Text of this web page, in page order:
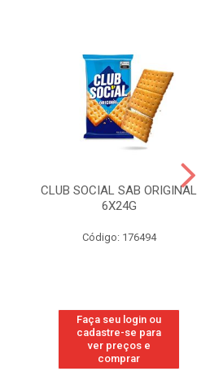
CLUB SOCIAL SAB ORIGINAL
6X24G
Código: 176494
Faça seu login ou
cadastre-se para
ver preços e
comprar